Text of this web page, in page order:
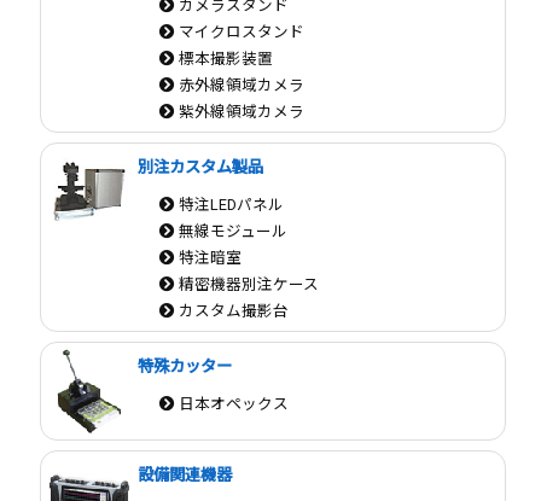
カメラスタンド
マイクロスタンド
標本撮影装置
赤外線領域カメラ
紫外線領域カメラ
別注カスタム製品
特注LEDパネル
無線モジュール
特注暗室
精密機器別注ケース
カスタム撮影台
特殊カッター
日本オペックス
設備関連機器